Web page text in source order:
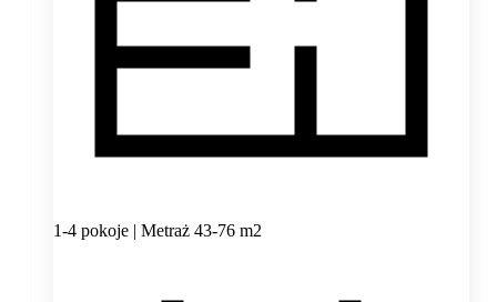
1-4 pokoje | Metraż 43-76 m2